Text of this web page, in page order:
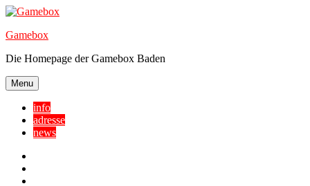
Skip
content
Gamebox
Die Homepage der Gamebox Baden
Menu
info
adresse
news